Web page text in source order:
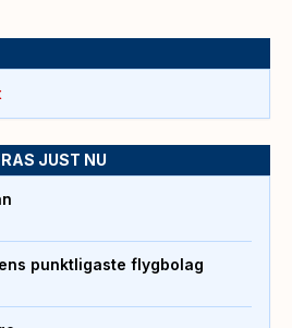
JUST NU
punktligaste flygbolag